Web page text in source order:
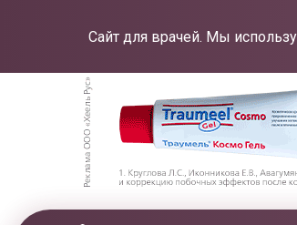
Сайт для врачей. Мы